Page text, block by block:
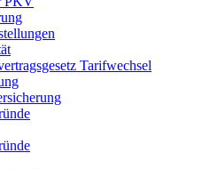
Tarifwechsel